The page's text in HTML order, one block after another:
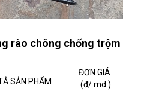
rào chông chống trộm
PHẨM
ĐƠN GIÁ
(đ/ md )